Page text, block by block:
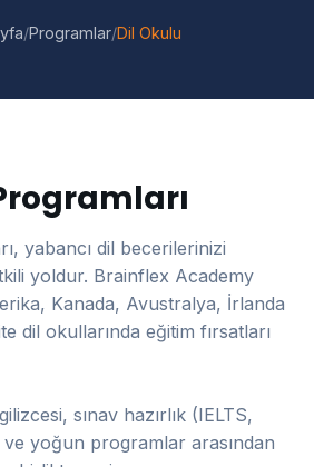
/Programlar/Dil Okulu
yabancı dil becerilerinizi
yoldur. Brainflex Academy
Kanada, Avustralya, İrlanda
dil okullarında eğitim fırsatları
sınav hazırlık (IELTS,
ve yoğun programlar arasından